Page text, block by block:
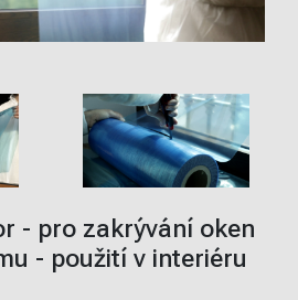
- pro zakrývání oken
- použití v interiéru